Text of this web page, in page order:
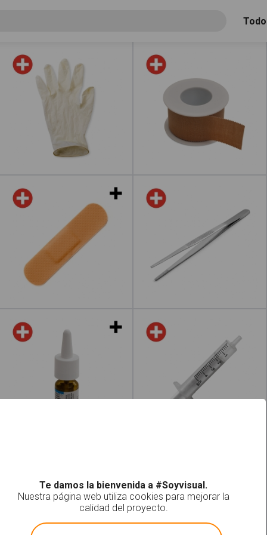
Todo
acerca de "Alcoholes"
Leer más Leer más
Guante de látex Esparadrapo
acerca de "Guantes de
Leer más Leer más
Tiritas Pinza metálica
Nebulizadores Jeringuilla
Te damos la bienvenida a #Soyvisual.
Nuestra página web utiliza cookies para mejorar la
calidad del proyecto.
! Not valid!